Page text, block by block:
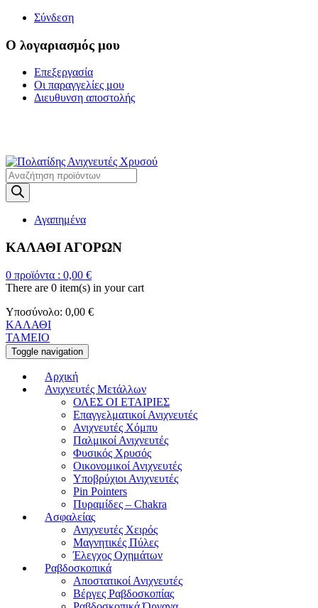
Σύνδεση
Ο λογαριασμός μου
Επεξεργασία
Οι παραγγελίες μου
Διευθυνση αποστολής
Products
search
Αγαπημένα
ΚΑΛΑΘΙ ΑΓΟΡΩΝ
0 προϊόντα : 0,00 €
There are 0 item(s) in your cart
Υποσύνολο: 0,00 €
ΚΑΛΑΘΙ
ΤΑΜΕΙΟ
Toggle navigation
Αρχική
Ανιχνευτές Μετάλλων
ΟΛΕΣ ΟΙ ΕΤΑΙΡΙΕΣ
Επαγγελματικοί Ανιχνευτές
Ανιχνευτές Χόμπυ
Παλμικοί Ανιχνευτές
Φυσικός Χρυσός
Οικονομικοί Ανιχνευτές
Υποβρύχιοι Ανιχνευτές
Pin Pointers
Πυραμίδες – Chakra
Ασφαλείας
Ανιχνευτές Χειρός
Μαγνητικές Πύλες
Έλεγχος Οχημάτων
Ραβδοσκοπικά
Αποστατικοί Ανιχνευτές
Βέργες Ραβδοσκοπίας